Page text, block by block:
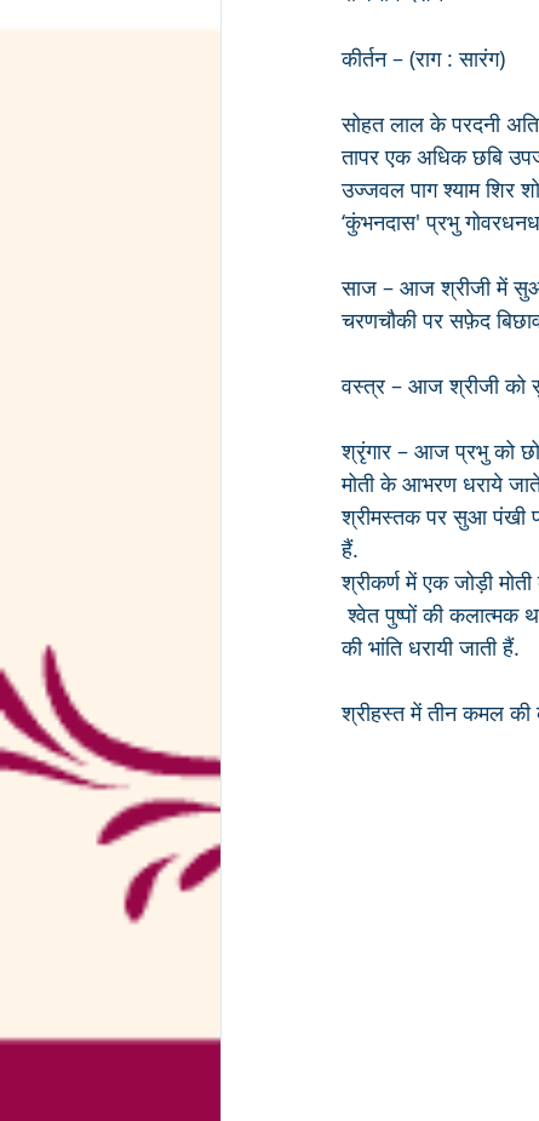
कीर्तन – (राग : सारंग)
सोहत लाल के परदनी
तापर एक अधिक छबि
उज्जवल पाग श्याम शिर
‘कुंभनदास' प्रभु
साज – आज श्रीजी में सुआ
चरणचौकी पर सफ़ेद
वस्त्र – आज श्रीजी को
श्रृंगार – आज प्रभु को
मोती के आभरण धराये
श्रीमस्तक पर सुआ पंखी
हैं.
श्रीकर्ण में एक जोड़ी
श्वेत पुष्पों की कलात्मक थागवाली दो सुन्दर मालाजी धरायी जाती हैं वहीँ एक श्वेत एवं एक कमल के पुष्पों की माला हमेल
की भांति धरायी जाती हैं.
श्रीहस्त में तीन कमल